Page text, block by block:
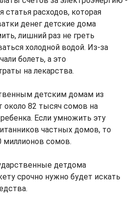
статья расходов, которая
денег детские дома
лишний раз не греть
холодной водой. Из-за
болеть, а это
на лекарства.
детским домам из
82 тысяч сомов на
Если умножить эту
частных домов, то
миллионов сомов.
детдома
срочно нужно будет искать